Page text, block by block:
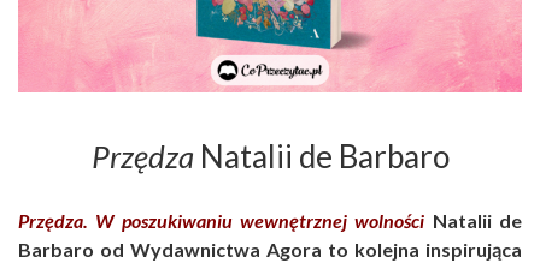
Przędza Natalii de Barbaro
Przędza. W poszukiwaniu wewnętrznej wolności Natalii de
Barbaro od Wydawnictwa Agora to kolejna inspirująca